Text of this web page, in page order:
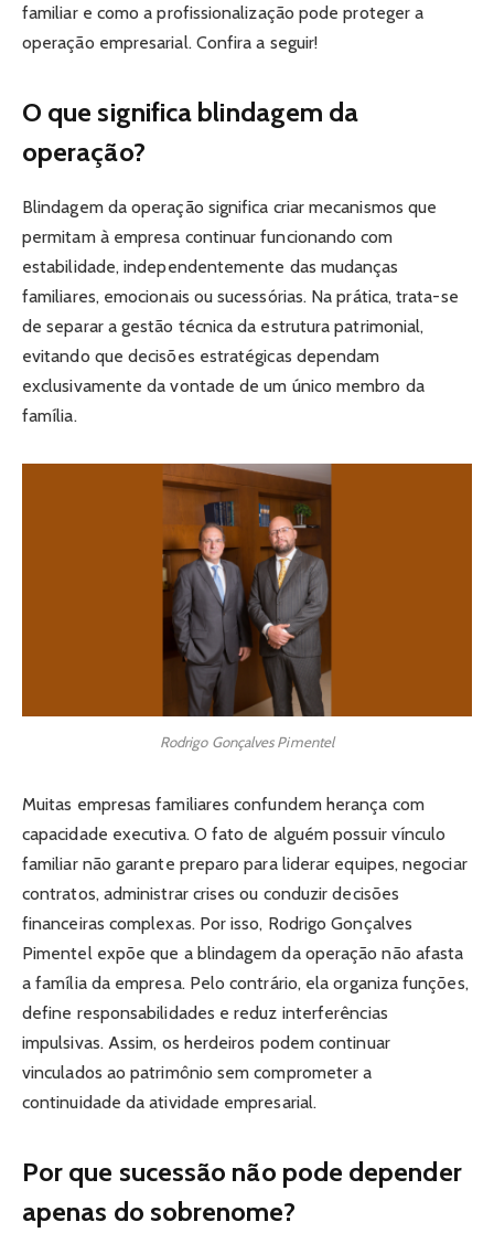
familiar e como a profissionalização pode proteger a
operação empresarial. Confira a seguir!
O que significa blindagem da
operação?
Blindagem da operação significa criar mecanismos que
permitam à empresa continuar funcionando com
estabilidade, independentemente das mudanças
familiares, emocionais ou sucessórias. Na prática, trata-se
de separar a gestão técnica da estrutura patrimonial,
evitando que decisões estratégicas dependam
exclusivamente da vontade de um único membro da
família.
Rodrigo Gonçalves Pimentel
Muitas empresas familiares confundem herança com
capacidade executiva. O fato de alguém possuir vínculo
familiar não garante preparo para liderar equipes, negociar
contratos, administrar crises ou conduzir decisões
financeiras complexas. Por isso, Rodrigo Gonçalves
Pimentel expõe que a blindagem da operação não afasta
a família da empresa. Pelo contrário, ela organiza funções,
define responsabilidades e reduz interferências
impulsivas. Assim, os herdeiros podem continuar
vinculados ao patrimônio sem comprometer a
continuidade da atividade empresarial.
Por que sucessão não pode depender
apenas do sobrenome?